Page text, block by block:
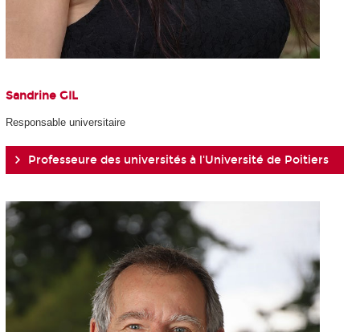
Sandrine GIL
Responsable universitaire
Professeure des universités à l'Université de Poitiers